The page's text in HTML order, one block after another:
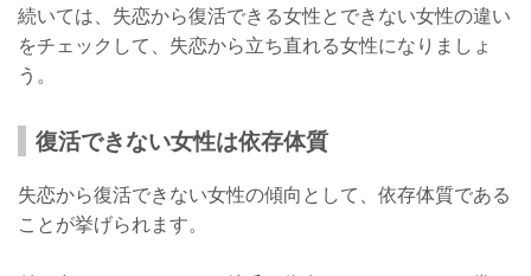
続いては、失恋から復活できる女性とできない女性の違い
をチェックして、失恋から立ち直れる女性になりましょ
う。
復活できない女性は依存体質
失恋から復活できない女性の傾向として、依存体質である
ことが挙げられます。